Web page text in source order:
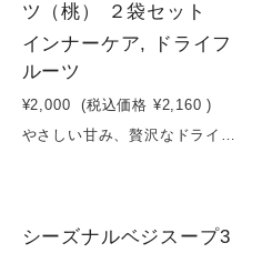
ツ（桃） ２袋セット
インナーケア, ドライフ
ルーツ
¥2,000 (税込価格 ¥2,160 )
やさしい甘み、贅沢なドライ桃。国産の桃を使用し、砂糖・保存料・香料など一切不使用で仕上げたドライフルーツです。低温でじっくり乾燥させることで、桃本来のやわらかな甘みと上品な香り、とろけるような口当たりをそのまま凝縮。噛むほどに広がる自然な甘さは、リラックスタイムやご褒美おやつに最適。そのままはもちろん、ヨーグルトや紅茶、チーズと合わせることで、日常を少し贅沢に演出します。“自然な甘さで満たされる”。毎日続けやすいナチュラルスイーツです。原材料：桃（長野県産）＊時期により、変更させていただく場合がございます。容量：35g×２袋賞味期限：製造日から６ヶ月
NEW
シーズナルベジスープ3